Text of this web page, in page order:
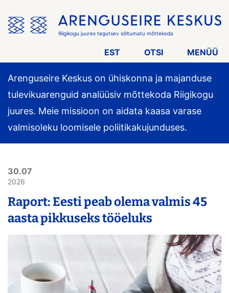
menüü
vahele
Riigikogu juures tegutsev sõltumatu mõttekoda
EST OTSI MENÜÜ
Arenguseire Keskus on ühiskonna ja majanduse
tulevikuarenguid analüüsiv mõttekoda Riigikogu
juures. Meie missioon on aidata kaasa varase
valmisoleku loomisele poliitikakujunduses.
30.07
2026
Raport: Eesti peab olema valmis 45
aasta pikkuseks tööeluks